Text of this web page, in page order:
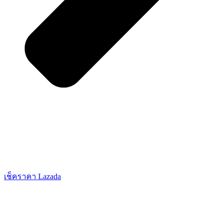
เช็คราคา Lazada